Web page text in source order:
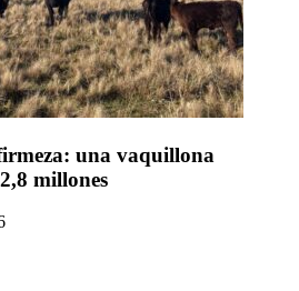
una vaquillona
millones